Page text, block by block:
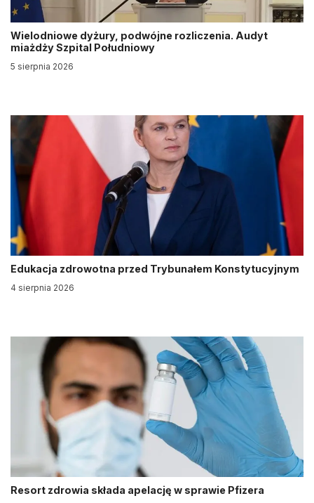
Wielodniowe dyżury, podwójne rozliczenia. Audyt
miażdży Szpital Południowy
5 sierpnia 2026
Edukacja zdrowotna przed Trybunałem Konstytucyjnym
4 sierpnia 2026
Resort zdrowia składa apelację w sprawie Pfizera